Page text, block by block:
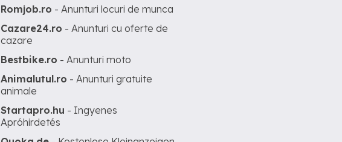
Romjob.ro - Anunturi locuri de munca
Cazare24.ro - Anunturi cu oferte de
cazare
Bestbike.ro - Anunturi moto
Animalutul.ro - Anunturi gratuite
animale
Startapro.hu - Ingyenes
Apróhirdetés